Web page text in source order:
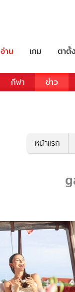
อ่าน เกม ตาตั้ง
กีฬา ข่าว
หน้าแรก